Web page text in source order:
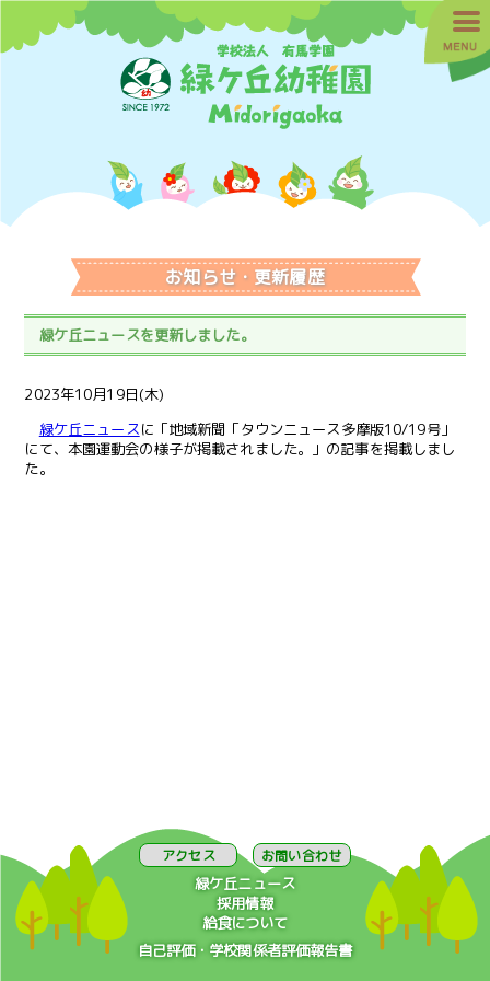
お知らせ・更新履歴
緑ケ丘ニュースを更新しました。
2023年10月19日(木)
緑ケ丘ニュースに「地域新聞「タウンニュース多摩版10/19号」
にて、本園運動会の様子が掲載されました。」の記事を掲載しまし
た。
アクセス お問い合わせ
緑ケ丘ニュース
採用情報
給食について
自己評価・学校関係者評価報告書